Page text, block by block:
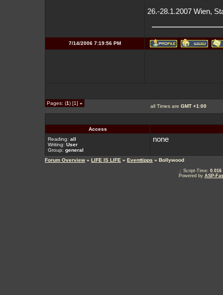
26.-28.1.2007 Wien,
7/14/2006 7:19:56 PM
Pages: (1) [1] »
all Times are GMT +1:00
Access
Reading: all
Writing: User
Group: general
none
Forum Overview » LIFE IS LIFE » Eventtipps » Bollywood
.: Script-Time: 0.016
Powered by ASP-